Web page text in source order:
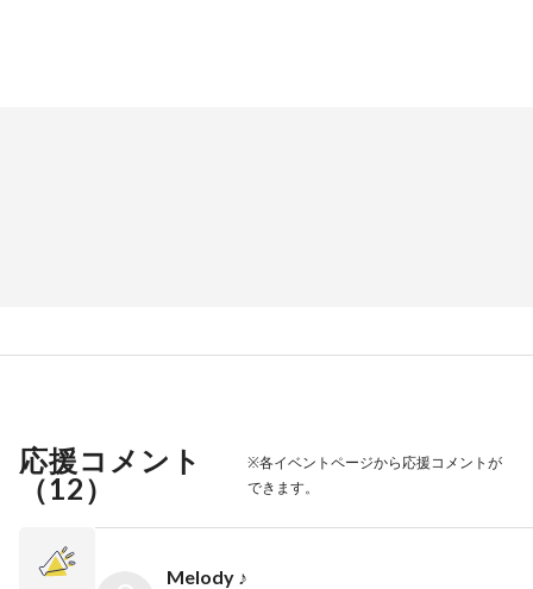
応援コメント
（12）
※各イベントページから応援コメントが
できます。
Melody ♪